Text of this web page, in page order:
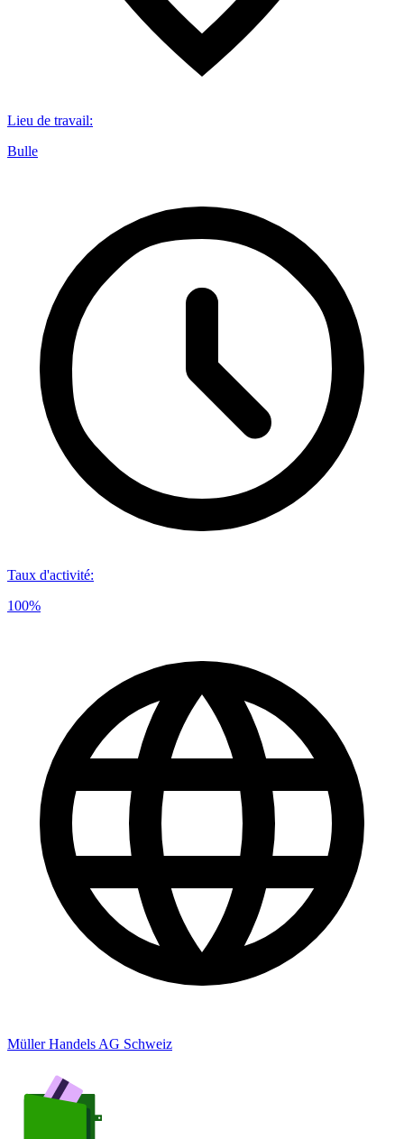
Lieu de travail:
Bulle
Taux d'activité:
100%
Müller Handels AG Schweiz